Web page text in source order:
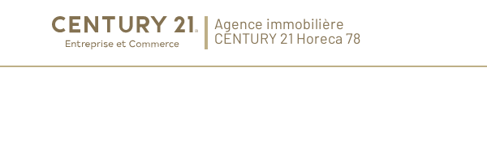
Agence immobilière
CENTURY 21 Horeca 78